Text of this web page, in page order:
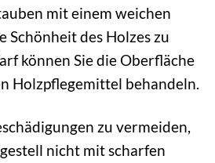
mit einem weichen
Schönheit des Holzes zu
können Sie die Oberfläche
Holzpflegemittel behandeln.
zu vermeiden,
nicht mit scharfen